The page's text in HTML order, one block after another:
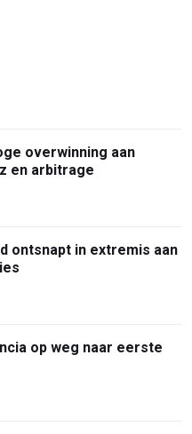
overwinning aan
en arbitrage
ontsnapt in extremis aan
op weg naar eerste